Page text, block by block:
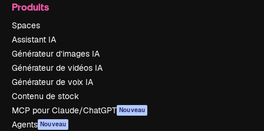
Produits
Spaces
Assistant IA
Générateur d’images IA
Générateur de vidéos IA
Générateur de voix IA
Contenu de stock
MCP pour Claude/ChatGPT Nouveau
Agents Nouveau